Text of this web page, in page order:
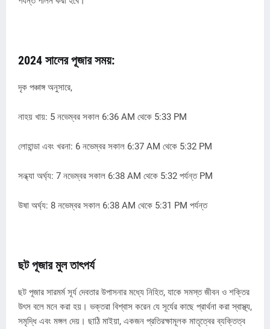
2024 সালের পূজার সময়:
দৃক পঞ্চাঙ্গ অনুসারে,
নাহয় খায়: 5 নভেম্বর সকাল 6:36 AM থেকে 5:33 PM
লোহান্ডা এবং খরনা: 6 নভেম্বর সকাল 6:37 AM থেকে 5:32 PM
সন্ধ্যা অর্ঘ্য: 7 নভেম্বর সকাল 6:38 AM থেকে 5:32 পর্যন্ত PM
উষা অর্ঘ্য: 8 নভেম্বর সকাল 6:38 AM থেকে 5:31 PM পর্যন্ত
ছট পূজার মুল তাৎপর্য
ছট পূজার সারমর্ম সূর্য দেবতার উপাসনার মধ্যে নিহিত, যাকে সমস্ত জীবন ও শক্তির
উৎস বলে মনে করা হয়। ভক্তরা বিশ্বাস করেন যে সূর্যের কাছে প্রার্থনা করা স্বাস্থ্য,
সমৃদ্ধি এবং মঙ্গল দেয়। ছাঠি মাইয়া, একজন প্রতিরক্ষামূলক মাতৃত্বের ব্যক্তিত্ব